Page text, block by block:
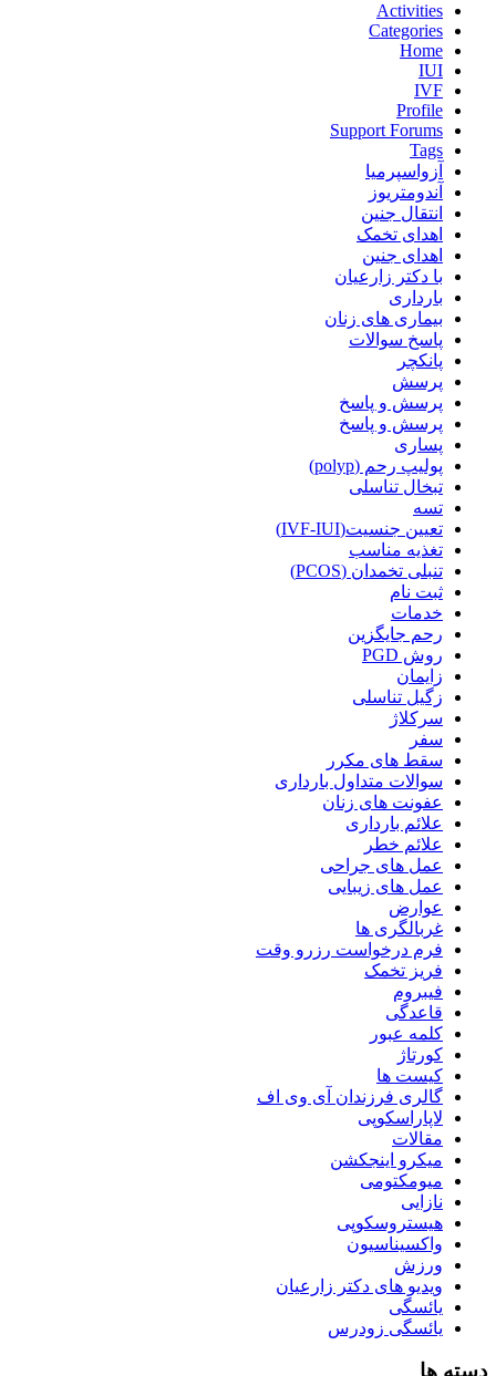
Activities
Categories
Home
IUI
IVF
Profile
Support Forums
Tags
آزواسپرمیا
آندومتریوز
انتقال جنین
اهدای تخمک
اهدای جنین
با دکتر زارعیان
بارداری
بیماری های زنان
پاسخ سوالات
پانکچر
پرسش
پرسش و پاسخ
پرسش و پاسخ
پساری
پولیپ رحم (polyp)
تبخال تناسلی
تسه
تعیین جنسیت(IVF-IUI)
تغذیه مناسب
تنبلی تخمدان (PCOS)
ثبت نام
خدمات
رحم جایگزین
روش PGD
زایمان
زگیل تناسلی
سرکلاژ
سفر
سقط های مکرر
سوالات متداول بارداری
عفونت های زنان
علائم بارداری
علائم خطر
عمل های جراحی
عمل های زیبایی
عوارض
غربالگری ها
فرم درخواست رزرو وقت
فریز تخمک
فیبروم
قاعدگی
کلمه عبور
کورتاژ
کیست ها
گالری فرزندان آی وی اف
لاپاراسکوپی
مقالات
میکرو اینجکشن
میومکتومی
نازایی
هیستروسکوپی
واکسیناسیون
ورزش
ویدیو های دکتر زارعیان
یائسگی
یائسگی زودرس
دسته ها